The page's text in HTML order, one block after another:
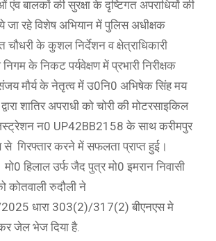
एंव बालकों की सुरक्षा के दृष्टिगत अपराधियों की
जा रहे विशेष अभियान में पुलिस अधीक्षक
चौधरी के कुशल निर्देशन व क्षेत्राधिकारी
के निकट पर्यवेक्षण में प्रभारी निरीक्षक
मौर्य के नेतृत्व में उ0नि0 अभिषेक सिंह मय
शातिर अपराधी को चोरी की मोटरसाइकिल
न0 UP42BB2158 के साथ करीमपुर
से गिरफ्तार करने में सफलता प्राप्त हुई।
हिलाल उर्फ जैद पुत्र मो0 इमरान निवासी
कोतवाली रुदौली ने
धारा 303(2)/317(2) बीएनएस मे
जेल भेज दिया है.